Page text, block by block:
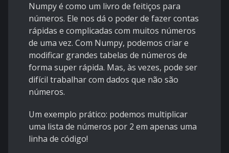
Numpy é como um livro de feitiços para
números. Ele nos dá o poder de fazer contas
rápidas e complicadas com muitos números
de uma vez. Com Numpy, podemos criar e
modificar grandes tabelas de números de
forma super rápida. Mas, às vezes, pode ser
difícil trabalhar com dados que não são
números.
Um exemplo prático: podemos multiplicar
uma lista de números por 2 em apenas uma
linha de código!